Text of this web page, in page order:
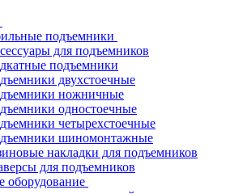
подъемники
для подъемников
подъемники
двухстоечные
ножничные
одностоечные
четырехстоечные
шиномонтажные
накладки для подъемников
для подъемников
оборудование